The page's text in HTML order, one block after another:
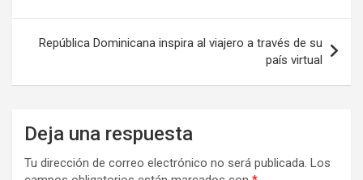
entradas
República Dominicana inspira al viajero a través de su
país virtual
Deja una respuesta
Tu dirección de correo electrónico no será publicada. Los